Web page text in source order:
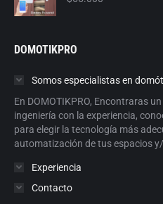
DOMOTIKPRO
Somos especialistas en
En DOMOTIKPRO, Encontraras
ingeniería con la experiencia,
para elegir la tecnología más
automatización de tus espacios
Experiencia
Contacto